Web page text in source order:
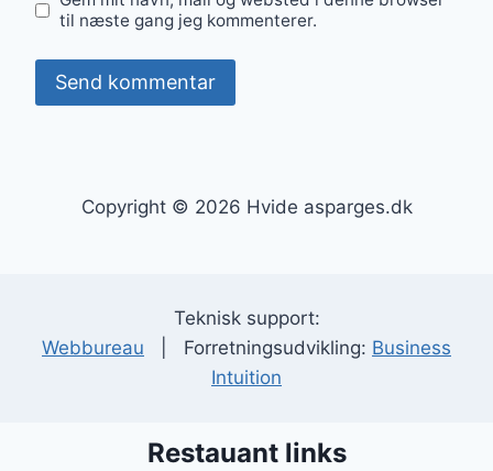
til næste gang jeg kommenterer.
Copyright © 2026 Hvide asparges.dk
Teknisk support:
Webbureau | Forretningsudvikling: Business
Intuition
Restauant links